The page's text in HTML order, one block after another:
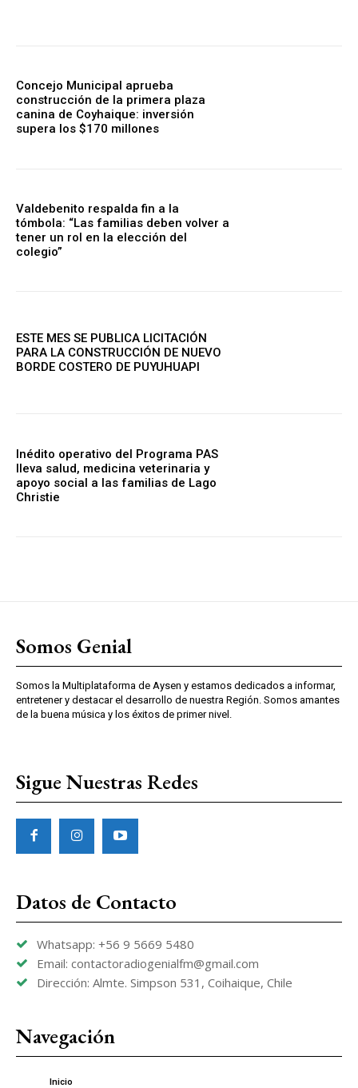
Concejo Municipal aprueba
construcción de la primera plaza
canina de Coyhaique: inversión
supera los $170 millones
Valdebenito respalda fin a la
tómbola: “Las familias deben volver a
tener un rol en la elección del
colegio”
ESTE MES SE PUBLICA LICITACIÓN
PARA LA CONSTRUCCIÓN DE NUEVO
BORDE COSTERO DE PUYUHUAPI
Inédito operativo del Programa PAS
lleva salud, medicina veterinaria y
apoyo social a las familias de Lago
Christie
Somos Genial
Somos la Multiplataforma de Aysen y estamos dedicados a informar,
entretener y destacar el desarrollo de nuestra Región. Somos amantes
de la buena música y los éxitos de primer nivel.
Sigue Nuestras Redes
Datos de Contacto
Whatsapp: +56 9 5669 5480
Email: contactoradiogenialfm@gmail.com
Dirección: Almte. Simpson 531, Coihaique, Chile
Navegación
Inicio